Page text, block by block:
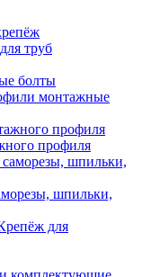
труб
болты
монтажные
профиля
шпильки,
для